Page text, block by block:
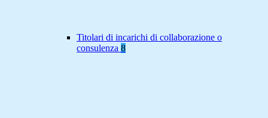
Titolari di incarichi di collaborazione o
consulenza 8